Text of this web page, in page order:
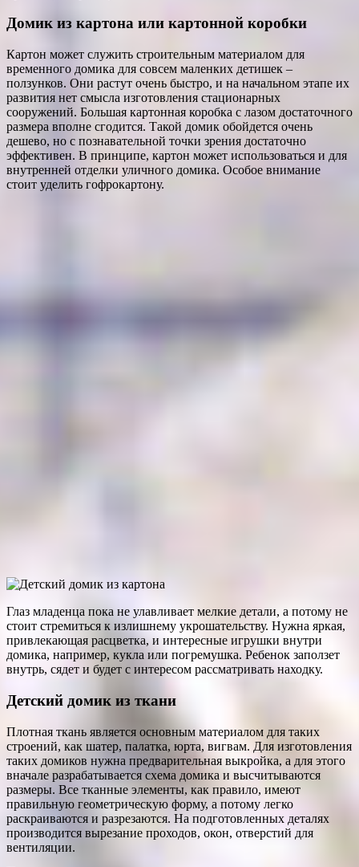
Домик из картона или картонной коробки
Картон может служить строительным материалом для
временного домика для совсем маленких детишек –
ползунков. Они растут очень быстро, и на начальном этапе их
развития нет смысла изготовления стационарных
сооружений. Большая картонная коробка с лазом достаточного
размера вполне сгодится. Такой домик обойдется очень
дешево, но с познавательной точки зрения достаточно
эффективен. В принципе, картон может использоваться и для
внутренней отделки уличного домика. Особое внимание
стоит уделить гофрокартону.
Глаз младенца пока не улавливает мелкие детали, а потому не
стоит стремиться к излишнему укрошательству. Нужна яркая,
привлекающая расцветка, и интересные игрушки внутри
домика, например, кукла или погремушка. Ребенок заползет
внутрь, сядет и будет с интересом рассматривать находку.
Детский домик из ткани
Плотная ткань является основным материалом для таких
строений, как шатер, палатка, юрта, вигвам. Для изготовления
таких домиков нужна предварительная выкройка, а для этого
вначале разрабатывается схема домика и высчитываются
размеры. Все тканные элементы, как правило, имеют
правильную геометрическую форму, а потому легко
раскраиваются и разрезаются. На подготовленных деталях
производится вырезание проходов, окон, отверстий для
вентиляции.